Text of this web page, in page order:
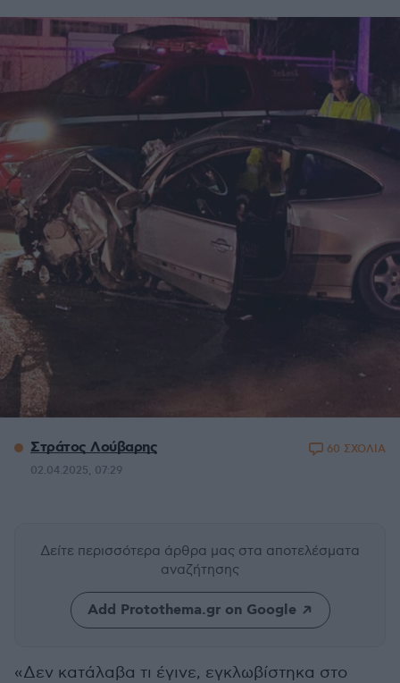
Στράτος Λούβαρης
02.04.2025, 07:29
60 ΣΧΟΛΙΑ
Δείτε περισσότερα άρθρα μας στα αποτελέσματα
αναζήτησης
Add Protothema.gr on Google
«Δεν κατάλαβα τι έγινε, εγκλωβίστηκα στο